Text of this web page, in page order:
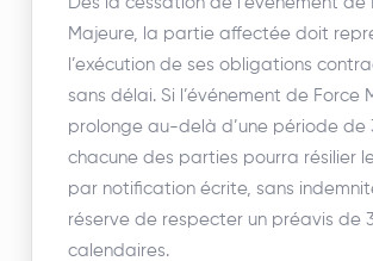
Majeure, la partie affectée doit
l’exécution de ses obligations
sans délai. Si l’événement de Force
prolonge au-delà d’une période de
chacune des parties pourra résilier
par notification écrite, sans
réserve de respecter un préavis de
calendaires.